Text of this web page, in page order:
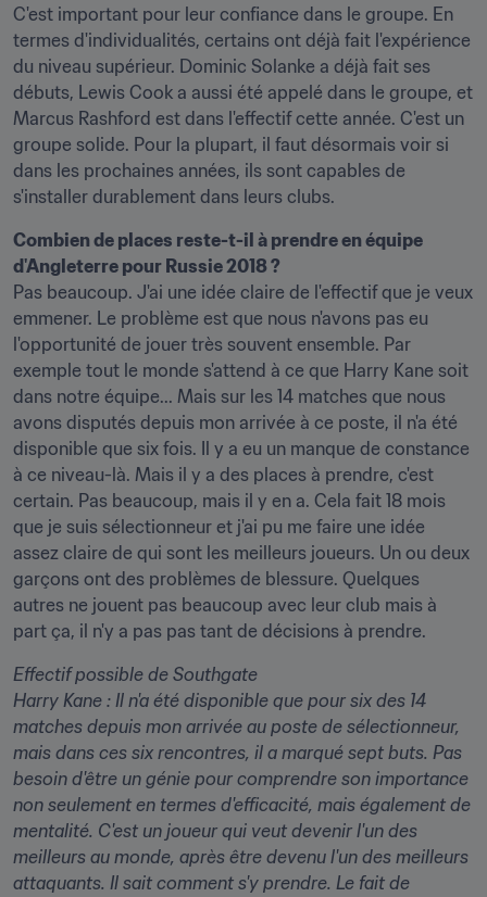
C'est important pour leur confiance dans le groupe. En
termes d'individualités, certains ont déjà fait l'expérience
du niveau supérieur. Dominic Solanke a déjà fait ses
débuts, Lewis Cook a aussi été appelé dans le groupe, et
Marcus Rashford est dans l'effectif cette année. C'est un
groupe solide. Pour la plupart, il faut désormais voir si
dans les prochaines années, ils sont capables de
s'installer durablement dans leurs clubs.
Combien de places reste-t-il à prendre en équipe
d'Angleterre pour Russie 2018 ?
Pas beaucoup. J'ai une idée claire de l'effectif que je veux
emmener. Le problème est que nous n'avons pas eu
l'opportunité de jouer très souvent ensemble. Par
exemple tout le monde s'attend à ce que Harry Kane soit
dans notre équipe... Mais sur les 14 matches que nous
avons disputés depuis mon arrivée à ce poste, il n'a été
disponible que six fois. Il y a eu un manque de constance
à ce niveau-là. Mais il y a des places à prendre, c'est
certain. Pas beaucoup, mais il y en a. Cela fait 18 mois
que je suis sélectionneur et j'ai pu me faire une idée
assez claire de qui sont les meilleurs joueurs. Un ou deux
garçons ont des problèmes de blessure. Quelques
autres ne jouent pas beaucoup avec leur club mais à
part ça, il n'y a pas pas tant de décisions à prendre.
Effectif possible de Southgate
Harry Kane : Il n'a été disponible que pour six des 14
matches depuis mon arrivée au poste de sélectionneur,
mais dans ces six rencontres, il a marqué sept buts. Pas
besoin d'être un génie pour comprendre son importance
non seulement en termes d'efficacité, mais également de
mentalité. C'est un joueur qui veut devenir l'un des
meilleurs au monde, après être devenu l'un des meilleurs
attaquants. Il sait comment s'y prendre. Le fait de